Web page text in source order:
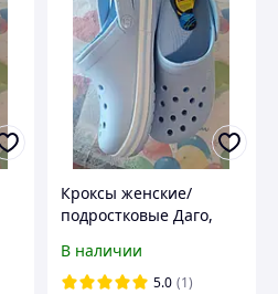
Кроксы женские/
подростковые Даго,
размеры. 39
В наличии
5.0 (1)